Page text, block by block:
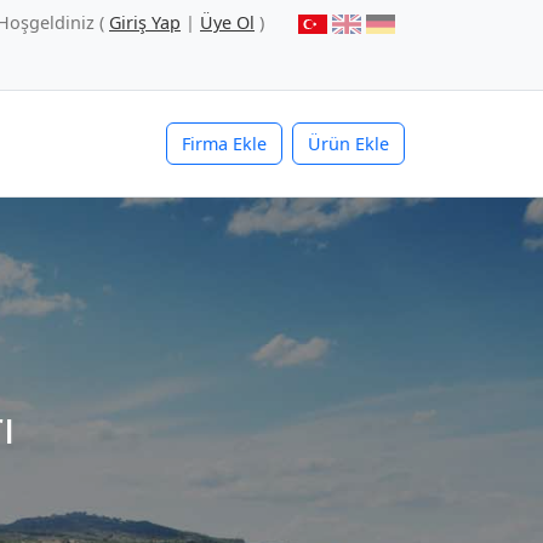
( Giriş Yap | Üye Ol )
Firma Ekle Ürün Ekle